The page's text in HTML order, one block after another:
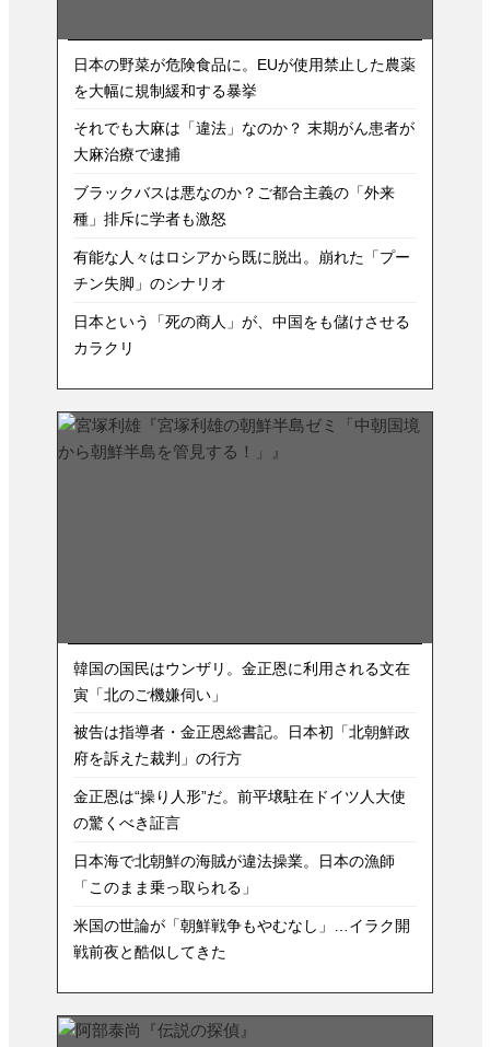
日本の野菜が危険食品に。EUが使用禁止した農薬
を大幅に規制緩和する暴挙
それでも大麻は「違法」なのか？ 末期がん患者が
大麻治療で逮捕
ブラックバスは悪なのか？ご都合主義の「外来
種」排斥に学者も激怒
有能な人々はロシアから既に脱出。崩れた「プー
チン失脚」のシナリオ
日本という「死の商人」が、中国をも儲けさせる
カラクリ
韓国の国民はウンザリ。金正恩に利用される文在
寅「北のご機嫌伺い」
被告は指導者・金正恩総書記。日本初「北朝鮮政
府を訴えた裁判」の行方
金正恩は“操り人形”だ。前平壌駐在ドイツ人大使
の驚くべき証言
日本海で北朝鮮の海賊が違法操業。日本の漁師
「このまま乗っ取られる」
米国の世論が「朝鮮戦争もやむなし」…イラク開
戦前夜と酷似してきた